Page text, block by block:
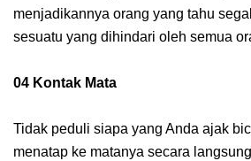
menjadikannya orang yang tahu
sesuatu yang dihindari oleh semua
04 Kontak Mata
Tidak peduli siapa yang Anda ajak
menatap ke matanya secara